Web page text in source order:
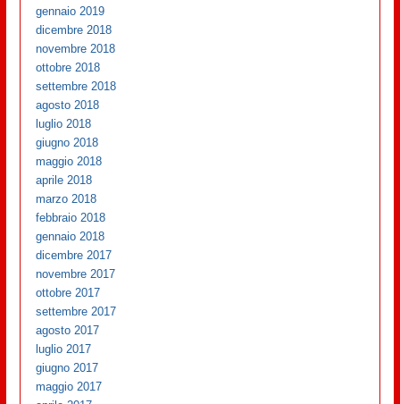
gennaio 2019
dicembre 2018
novembre 2018
ottobre 2018
settembre 2018
agosto 2018
luglio 2018
giugno 2018
maggio 2018
aprile 2018
marzo 2018
febbraio 2018
gennaio 2018
dicembre 2017
novembre 2017
ottobre 2017
settembre 2017
agosto 2017
luglio 2017
giugno 2017
maggio 2017